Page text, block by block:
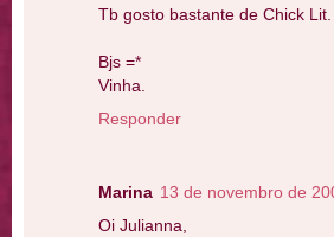
Tb gosto bastante de Chick
Bjs =*
Vinha.
Responder
Marina 13 de novembro de
Oi Julianna,